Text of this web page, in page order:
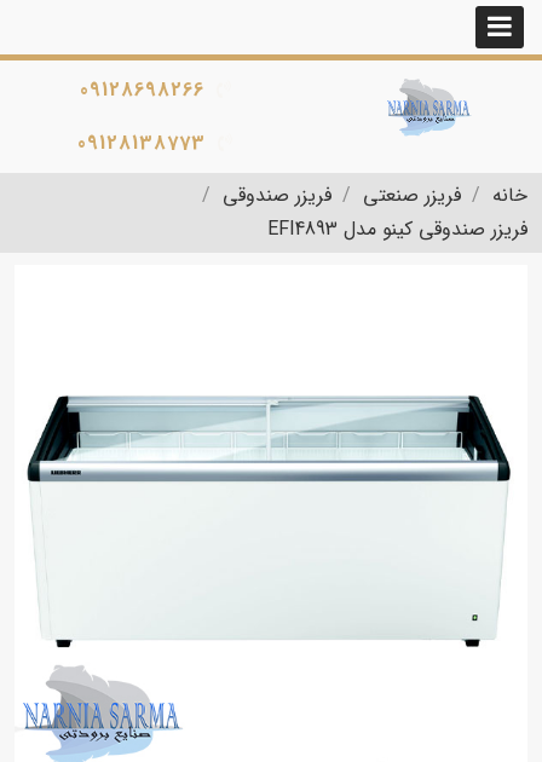
09128698266
09128138773
خانه
فریزر صنعتی
فریزر صندوقی
فریزر صندوقی کینو مدل EFI4893